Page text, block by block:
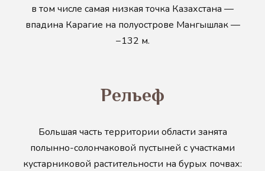
в том числе самая низкая точка Казахстана —
впадина Карагие на полуострове Мангышлак —
−132 м.
Рельеф
Большая часть территории области занята
полынно-солончаковой пустыней с участками
кустарниковой растительности на бурых почвах: